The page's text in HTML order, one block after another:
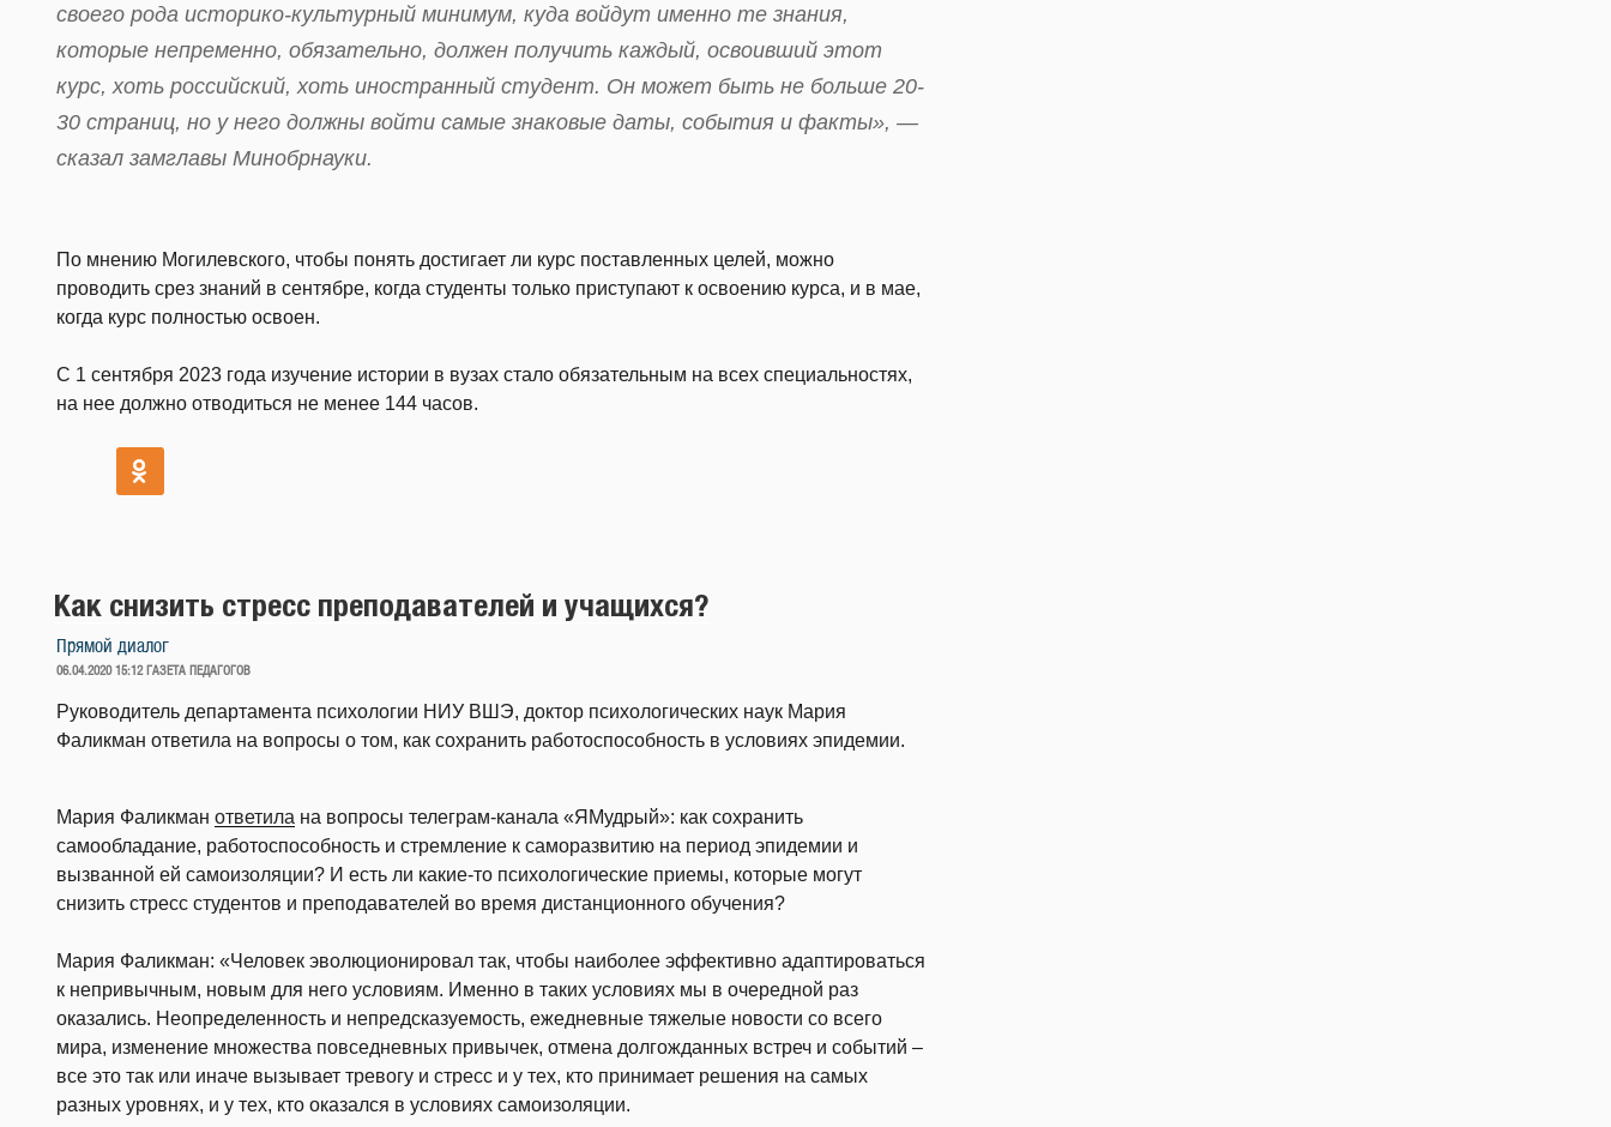
своего рода историко-культурный минимум, куда войдут именно те знания,
которые непременно, обязательно, должен получить каждый, освоивший этот
курс, хоть российский, хоть иностранный студент. Он может быть не больше 20-
30 страниц, но у него должны войти самые знаковые даты, события и факты», —
сказал замглавы Минобрнауки.
По мнению Могилевского, чтобы понять достигает ли курс поставленных целей, можно
проводить срез знаний в сентябре, когда студенты только приступают к освоению курса, и в мае,
когда курс полностью освоен.
С 1 сентября 2023 года изучение истории в вузах стало обязательным на всех специальностях,
на нее должно отводиться не менее 144 часов.
Как снизить стресс преподавателей и учащихся?
Прямой диалог
ОПУБЛИКОВАНО
06.04.2020 15:12 ГАЗЕТА ПЕДАГОГОВ
Руководитель департамента психологии НИУ ВШЭ, доктор психологических наук Мария
Фаликман ответила на вопросы о том, как сохранить работоспособность в условиях эпидемии.
Мария Фаликман ответила на вопросы телеграм-канала «ЯМудрый»: как сохранить
самообладание, работоспособность и стремление к саморазвитию на период эпидемии и
вызванной ей самоизоляции? И есть ли какие-то психологические приемы, которые могут
снизить стресс студентов и преподавателей во время дистанционного обучения?
Мария Фаликман: «Человек эволюционировал так, чтобы наиболее эффективно адаптироваться
к непривычным, новым для него условиям. Именно в таких условиях мы в очередной раз
оказались. Неопределенность и непредсказуемость, ежедневные тяжелые новости со всего
мира, изменение множества повседневных привычек, отмена долгожданных встреч и событий –
все это так или иначе вызывает тревогу и стресс и у тех, кто принимает решения на самых
разных уровнях, и у тех, кто оказался в условиях самоизоляции.